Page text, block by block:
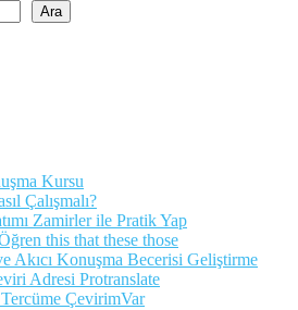
Ara
Kursu
Çalışmalı?
Zamirler ile Pratik Yap
this that these those
Akıcı Konuşma Becerisi Geliştirme
Adresi Protranslate
ÇevirimVar